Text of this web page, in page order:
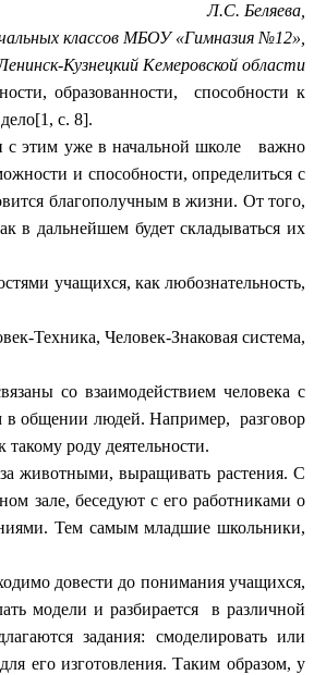
Л.С. Беляева,
классов МБОУ «Гимназия №12»,
Кузнецкий Кемеровской области
образованности, способности к
с. 8].
с этим уже в начальной школе важно
и способности, определиться с
благополучным в жизни. От того,
в дальнейшем будет складываться их
учащихся, как любознательность,
Техника, Человек-Знаковая система,
со взаимодействием человека с
в общении людей. Например, разговор
роду деятельности.
животными, выращивать растения. С
зале, беседуют с его работниками о
Тем самым младшие школьники,
довести до понимания учащихся,
модели и разбирается в различной
задания: смоделировать или
его изготовления. Таким образом, у